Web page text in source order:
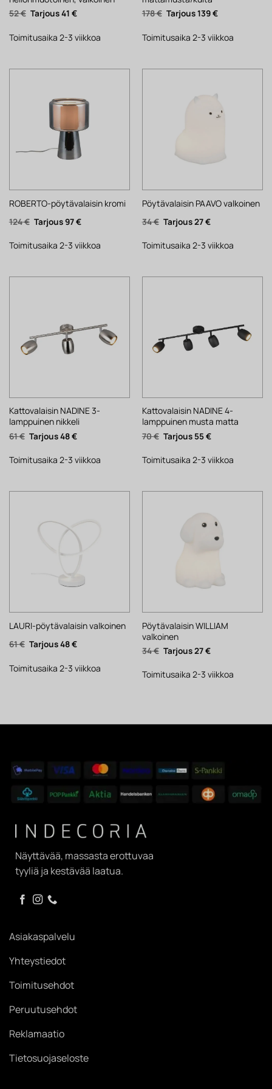
52€ Alkuperäinen
hinta
52 €.
41 €Nykyinen
41 €.
Toimitusaika 2-3 viikkoa
178€ Alkuperäinen
hinta
178 €.
139€Nykyinen
139 €.
Toimitusaika 2-3 viikkoa
ROBERTO-pöytävalaisin kromi
124€ Alkuperäinen
hinta
124 €.
97€Nykyinen
97 €.
Toimitusaika 2-3 viikkoa
Pöytävalaisin PAAVO valkoinen
34€ Alkuperäinen
hinta
34 €.
27€Nykyinen
27 €.
Toimitusaika 2-3 viikkoa
Kattovalaisin NADINE 3-
lamppuinen nikkeli
61€ Alkuperäinen
hinta
61 €.
48€Nykyinen
48 €.
Toimitusaika 2-3 viikkoa
Kattovalaisin NADINE 4-
lamppuinen musta matta
70€ Alkuperäinen
hinta
70 €.
55€Nykyinen
55 €.
Toimitusaika 2-3 viikkoa
LAURI-pöytävalaisin valkoinen
61€ Alkuperäinen
hinta
61 €.
48€Nykyinen
48 €.
Toimitusaika 2-3 viikkoa
Pöytävalaisin WILLIAM
valkoinen
34€ Alkuperäinen
hinta
34 €.
27€Nykyinen
27 €.
Toimitusaika 2-3 viikkoa
Näyttävää, massasta erottuvaa
tyyliä ja kestävää laatua.
Asiakaspalvelu
Yhteystiedot
Toimitusehdot
Peruutusehdot
Reklamaatio
Tietosuojaseloste